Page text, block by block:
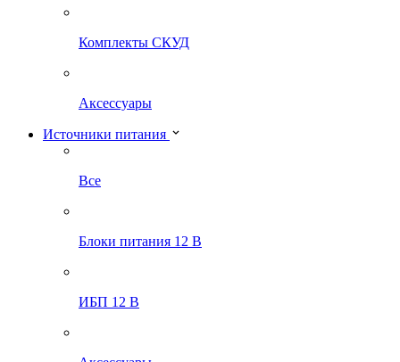
Комплекты СКУД
Аксессуары
Источники питания
Все
Блоки питания 12 В
ИБП 12 В